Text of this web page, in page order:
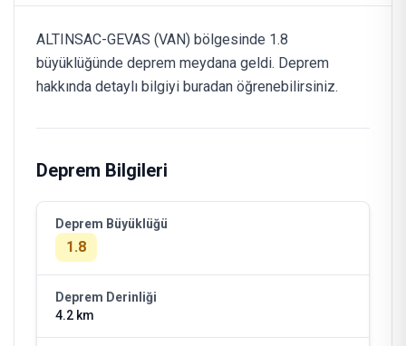
ALTINSAC-GEVAS (VAN) bölgesinde 1.8
büyüklüğünde deprem meydana geldi. Deprem
hakkında detaylı bilgiyi buradan öğrenebilirsiniz.
Deprem Bilgileri
Deprem Büyüklüğü
1.8
Deprem Derinliği
4.2 km